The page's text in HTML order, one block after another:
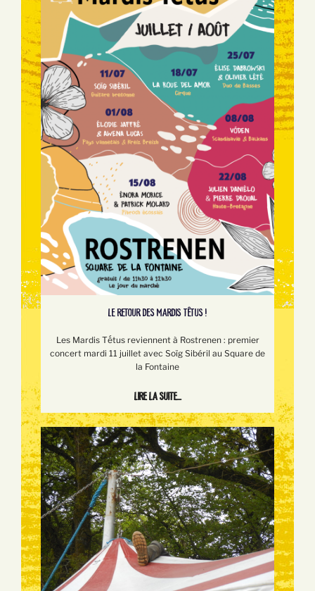
LE RETOUR DES MARDIS TÊTUS !
Les Mardis Tếtus reviennent à Rostrenen : premier
concert mardi 11 juillet avec Soïg Sibéril au Square de
la Fontaine
Lire la suite...